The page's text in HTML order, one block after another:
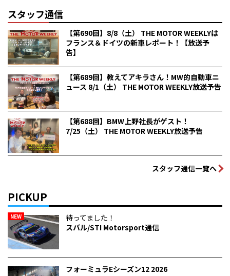
スタッフ通信
【第690回】8/8（土） THE MOTOR WEEKLYは
フランス＆ドイツの新車レポート！【放送予
告】
【第689回】教えてアキラさん！MW的自動車ニ
ュース 8/1（土） THE MOTOR WEEKLY放送予告
【第688回】BMW上野社長がゲスト！
7/25（土） THE MOTOR WEEKLY放送予告
スタッフ通信一覧へ
PICKUP
NEW
待ってました！
スバル/STI Motorsport通信
フォーミュラEシーズン12 2026